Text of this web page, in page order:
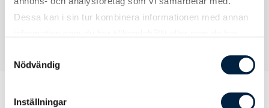
Dessa kan i sin tur kombinera informationen med annan
Nödvändig
Inställningar